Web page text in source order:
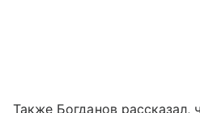
Также Богданов рассказал,